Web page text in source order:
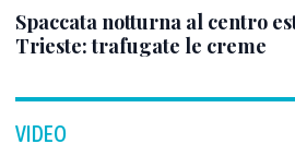
Spaccata notturna al centro
Trieste: trafugate le creme
VIDEO